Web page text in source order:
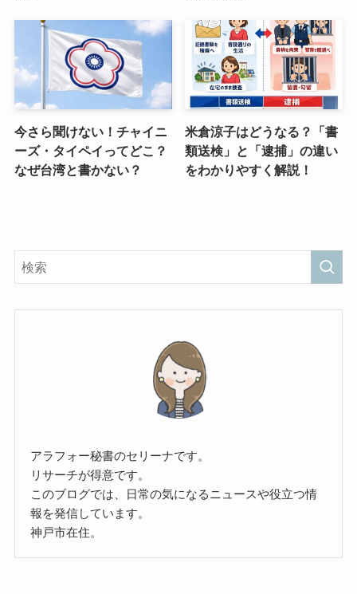
今さら聞けない！チャイニ
ーズ・タイペイってどこ？
なぜ台湾と書かない？
米倉涼子はどうなる？「書
類送検」と「逮捕」の違い
をわかりやすく解説！
アラフォー秘書のセリーナです。
リサーチが得意です。
このブログでは、日常の気になるニュースや役立つ情
報を発信しています。
神戸市在住。